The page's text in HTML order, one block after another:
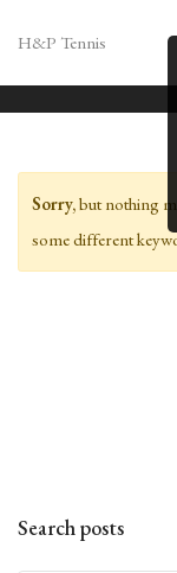
H&P Tennis
Sorry,but nothing
some different
Search posts